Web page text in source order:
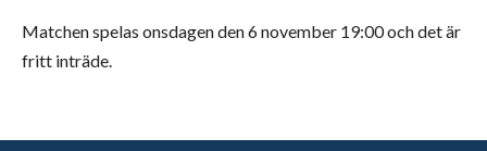
Matchen spelas onsdagen den 6 november 19:00 och det är
fritt inträde.